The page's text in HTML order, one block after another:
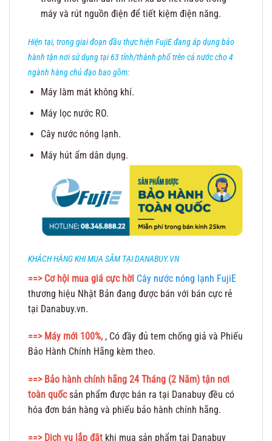
máy và rút nguồn điện để tiết kiệm điện năng.
Hiện tại, trong giai đoạn đầu thực hiện FujiE đang áp dụng bảo
hành tận nơi sử dụng tại 63 tỉnh/thành phố trên cả nước cho 4
ngành hàng chủ đạo bao gồm:
Máy làm mát không khí.
Máy lọc nước RO.
Cây nước nóng lạnh.
Máy hút ẩm dân dụng.
KHÁCH HÀNG KHI MUA SẮM TẠI DANABUY.VN
==> Cơ hội mua giá cực hời Cây nước nóng lạnh FujiE
thương hiệu Nhật Bản đang được bán với bán cực rẻ
tại Danabuy.vn.
==> Máy mới 100%, , Có đầy đủ tem chống giả và Phiếu
Bảo Hành Chính Hãng kèm theo.
==> Bảo hành chính hãng 24 Tháng (2 Năm) tận nơi
toàn quốcsản phẩm được bán ra tại Danabuy đều có
hóa đơn bán hàng và phiếu bảo hành chính hãng.
==> Dịch vụ lắp đặt khi mua sản phẩm tại Danabuy